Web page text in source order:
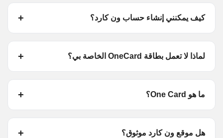
كيف يمكنني إنشاء حساب ون كارد؟
لماذا لا تعمل بطاقة OneCard الخاصة بي؟
ما هو One Card؟
هل موقع ون كارد موثوق؟